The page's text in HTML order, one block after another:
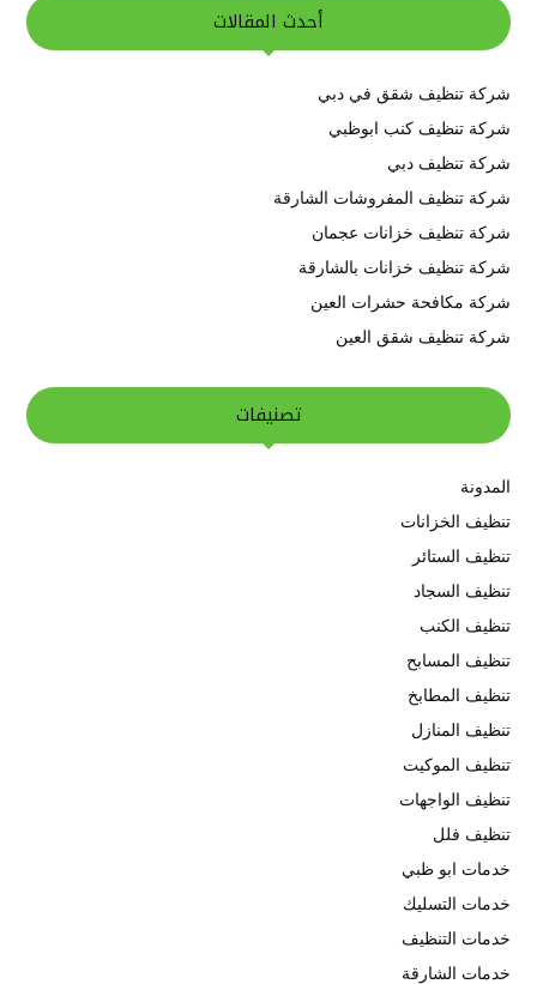
أحدث المقالات
شركة تنظيف شقق في دبي
شركة تنظيف كنب ابوظبي
شركة تنظيف دبي
شركة تنظيف المفروشات الشارقة
شركة تنظيف خزانات عجمان
شركة تنظيف خزانات بالشارقة
شركة مكافحة حشرات العين
شركة تنظيف شقق العين
تصنيفات
المدونة
تنظيف الخزانات
تنظيف الستائر
تنظيف السجاد
تنظيف الكنب
تنظيف المسابح
تنظيف المطابخ
تنظيف المنازل
تنظيف الموكيت
تنظيف الواجهات
تنظيف فلل
خدمات ابو ظبي
خدمات التسليك
خدمات التنظيف
خدمات الشارقة